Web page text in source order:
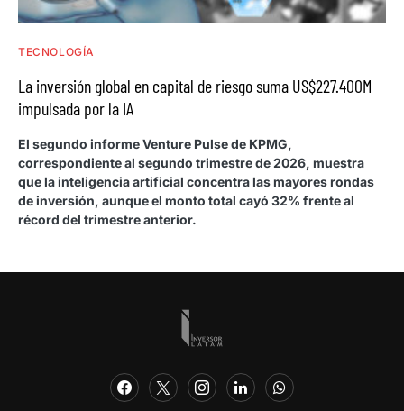
TECNOLOGÍA
La inversión global en capital de riesgo suma US$227.400M
impulsada por la IA
El segundo informe Venture Pulse de KPMG,
correspondiente al segundo trimestre de 2026, muestra
que la inteligencia artificial concentra las mayores rondas
de inversión, aunque el monto total cayó 32% frente al
récord del trimestre anterior.